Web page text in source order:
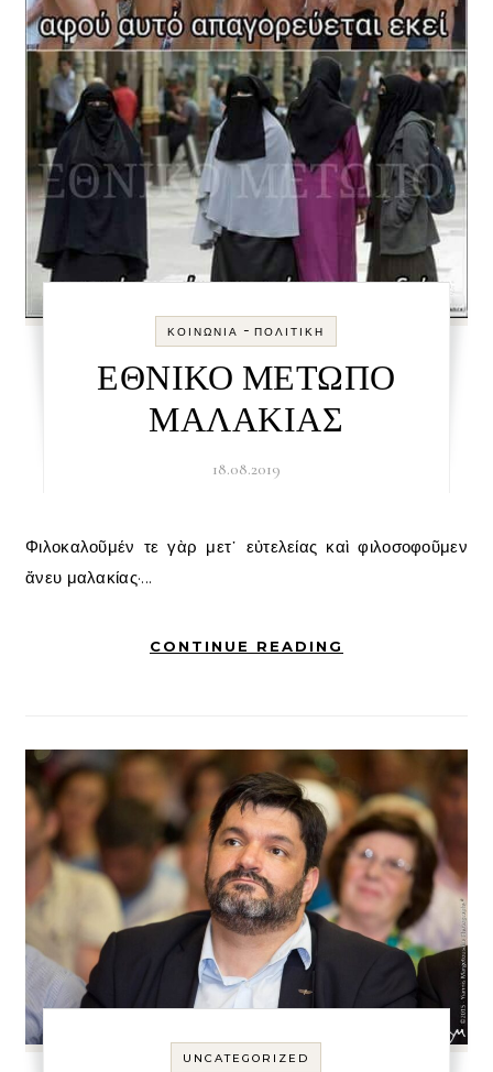
ΚΟΙΝΩΝΊΑ -ΠΟΛΙΤΙΚΉ
ΕΘΝΙΚΟ ΜΕΤΩΠΟ
ΜΑΛΑΚΙΑΣ
18.08.2019
Φιλοκαλοῦμέν τε γὰρ μετ᾽ εὐτελείας καὶ φιλοσοφοῦμεν
ἄνευ μαλακίας·...
CONTINUE READING
UNCATEGORIZED